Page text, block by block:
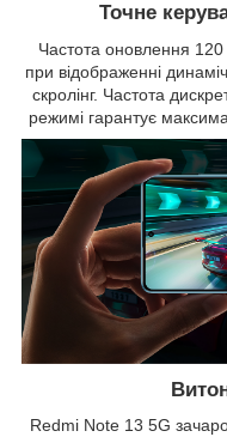
Точне
Частота оновлення 120
при відображенні
скролінг. Частота
режимі гарантує
Redmi Note 13 5G